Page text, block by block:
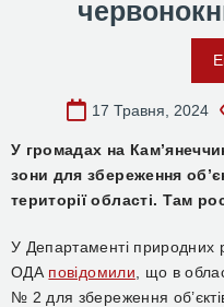
17 Травня, 2024
У громадах на
зони для збереження
території області. Там
У Департаменті природних
ОДА повідомили , що в
№ 2 для збереження